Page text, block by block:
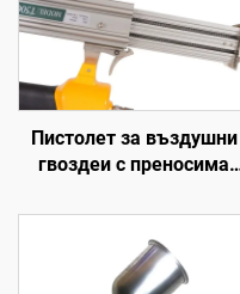
Пистолет за въздушни
гвоздеи с преносима
мощност ръчен
за гвоздеи